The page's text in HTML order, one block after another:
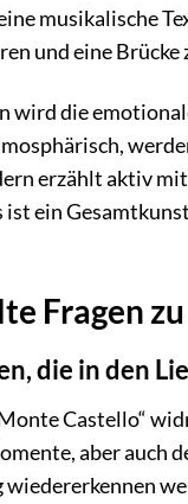
musikalische
und eine Brücke
wird die
erzählt aktiv
ein
Fragen
die in den
Castello“
aber auch